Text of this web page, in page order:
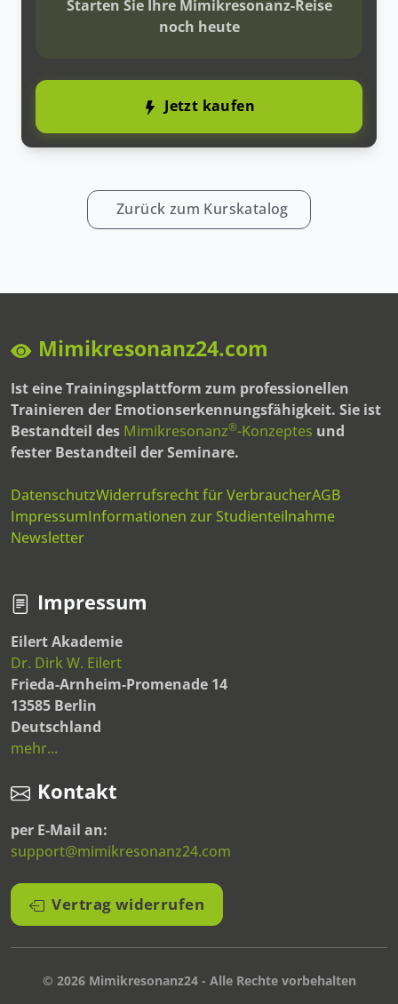
Starten Sie Ihre Mimikresonanz-Reise
noch heute
Jetzt kaufen
Zurück zum Kurskatalog
Mimikresonanz24.com
Ist eine Trainingsplattform zum professionellen
Trainieren der Emotionserkennungsfähigkeit. Sie ist
Bestandteil des Mimikresonanz®-Konzeptes und
fester Bestandteil der Seminare.
DatenschutzWiderrufsrecht für VerbraucherAGB
ImpressumInformationen zur Studienteilnahme
Newsletter
Impressum
Eilert Akademie
Dr. Dirk W. Eilert
Frieda-Arnheim-Promenade 14
13585 Berlin
Deutschland
mehr...
Kontakt
per E-Mail an:
support@mimikresonanz24.com
Vertrag widerrufen
© 2026 Mimikresonanz24 - Alle Rechte vorbehalten